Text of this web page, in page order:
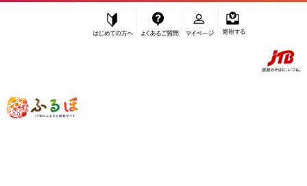
ふるぽ JTBのふるさと納税サイト